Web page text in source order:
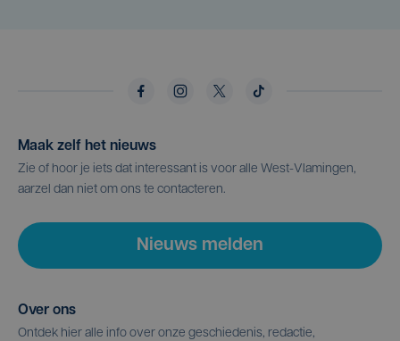
Maak zelf het nieuws
Zie of hoor je iets dat interessant is voor alle West-Vlamingen,
aarzel dan niet om ons te contacteren.
Nieuws melden
Over ons
Ontdek hier alle info over onze geschiedenis, redactie,